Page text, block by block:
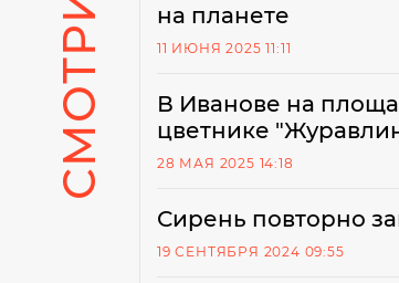
на планете
11 ИЮНЯ 2025 11:11
В Иванове на
цветнике
28 МАЯ 2025 14:18
Сирень повторно
19 СЕНТЯБРЯ 2024 09:55